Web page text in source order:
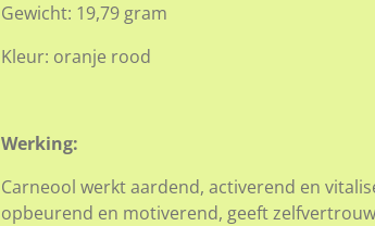
Gewicht: 19,79 gram
Kleur: oranje rood
Werking:
Carneool werkt aardend, activerend en
opbeurend en motiverend, geeft